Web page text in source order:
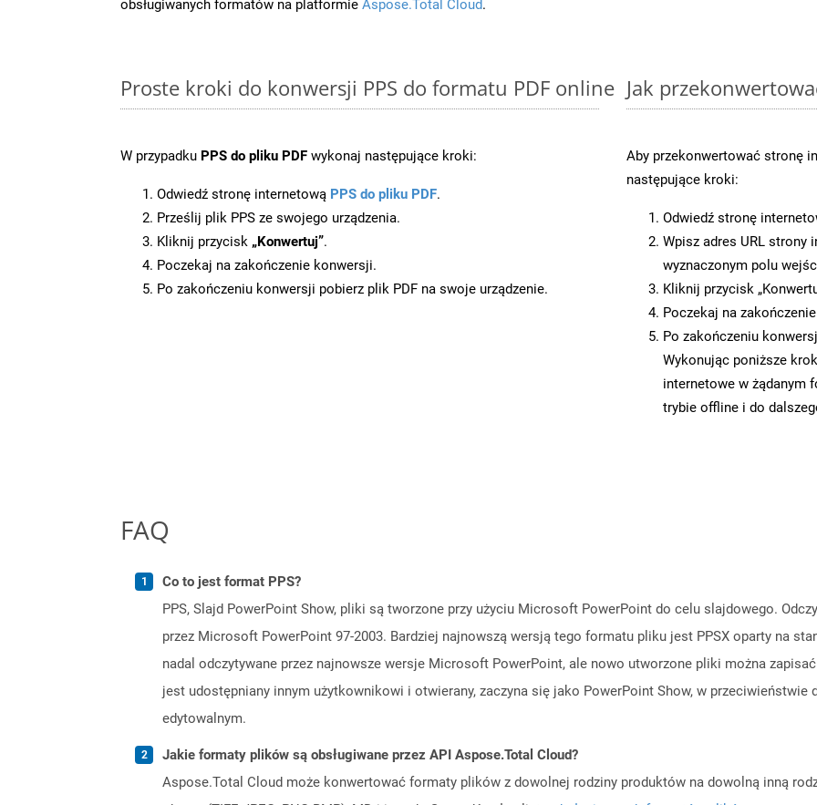
obsługiwanych formatów na platformie Aspose.Total Cloud.
Proste kroki do konwersji PPS do formatu PDF online
W przypadku PPS do pliku PDF wykonaj następujące kroki:
Odwiedź stronę internetową PPS do pliku PDF.
Prześlij plik PPS ze swojego urządzenia.
Kliknij przycisk „Konwertuj”.
Poczekaj na zakończenie konwersji.
Po zakończeniu konwersji pobierz plik PDF na swoje urządzenie.
Jak
Aby przekonwertować stronę
następujące kroki:
Odwiedź stronę
Wpisz adres URL strony
wyznaczonym polu
Kliknij przycisk
Poczekaj na
Po zakończeniu
Wykonując poniższe
internetowe w żądanym
trybie offline i do
FAQ
Co to jest format PPS?
PPS, Slajd PowerPoint Show, pliki są tworzone przy użyciu Microsoft PowerPoint do celu slajdowego.
przez Microsoft PowerPoint 97-2003. Bardziej najnowszą wersją tego formatu pliku jest PPSX oparty na
nadal odczytywane przez najnowsze wersje Microsoft PowerPoint, ale nowo utworzone pliki można
jest udostępniany innym użytkownikowi i otwierany, zaczyna się jako PowerPoint Show, w przeciwieństwie
edytowalnym.
Jakie formaty plików są obsługiwane przez API Aspose.Total Cloud?
Aspose.Total Cloud może konwertować formaty plików z dowolnej rodziny produktów na dowolną inną